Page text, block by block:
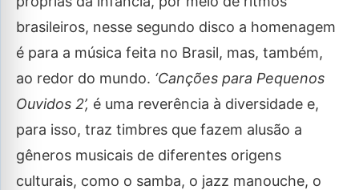
brasileiros, nesse segundo disco a homenagem
é para a música feita no Brasil, mas, também,
ao redor do mundo. ‘Canções para Pequenos
Ouvidos 2’, é uma reverência à diversidade e,
para isso, traz timbres que fazem alusão a
gêneros musicais de diferentes origens
culturais, como o samba, o jazz manouche, o